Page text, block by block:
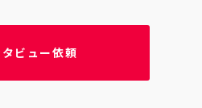
ビュー依頼